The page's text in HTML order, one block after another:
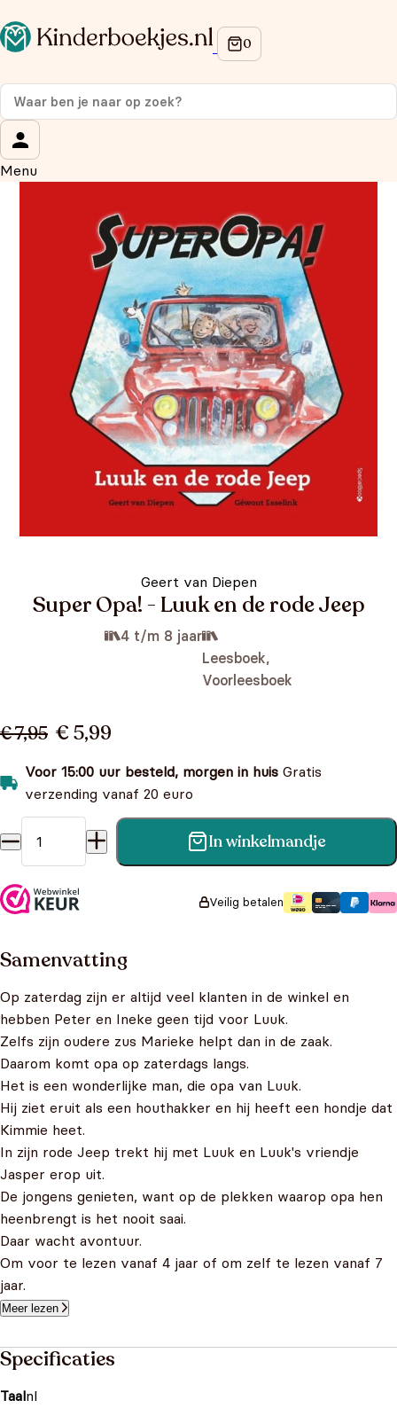
Menu
Geert van Diepen
Super Opa! - Luuk en de rode Jeep
4 t/m 8 jaar
Leesboek,
Voorleesboek
€ 7,95 € 5,99
Voor 15:00 uur besteld, morgen in huis Gratis
verzending vanaf 20 euro
Super Opa! - Luuk en de rode Jeep aantal
In winkelmandje
Veilig betalen
Samenvatting
Op zaterdag zijn er altijd veel klanten in de winkel en
hebben Peter en Ineke geen tijd voor Luuk.
Zelfs zijn oudere zus Marieke helpt dan in de zaak.
Daarom komt opa op zaterdags langs.
Het is een wonderlijke man, die opa van Luuk.
Hij ziet eruit als een houthakker en hij heeft een hondje dat
Kimmie heet.
In zijn rode Jeep trekt hij met Luuk en Luuk's vriendje
Jasper erop uit.
De jongens genieten, want op de plekken waarop opa hen
heenbrengt is het nooit saai.
Daar wacht avontuur.
Om voor te lezen vanaf 4 jaar of om zelf te lezen vanaf 7
jaar.
Meer lezen
Specificaties
Taalnl
Op de hoogte blijven van onze acties?
Meld je aan voor onze nieuwsbrief en ontvang
korting
Wat is je voornaam?
Wat is je e-mailadres?
Aanmelden
We gebruiken je gegevens om contact op te nemen, in
overeenstemming met onsprivacybeleid.